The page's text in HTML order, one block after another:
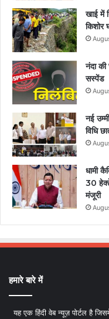
खाई में
किशोर
नंदा
सस्पेंड
नई
विधि
धामी
30
मंजूरी
हमारे बारे में
यह एक हिंदी वेब न्यूज़ पोर्टल है